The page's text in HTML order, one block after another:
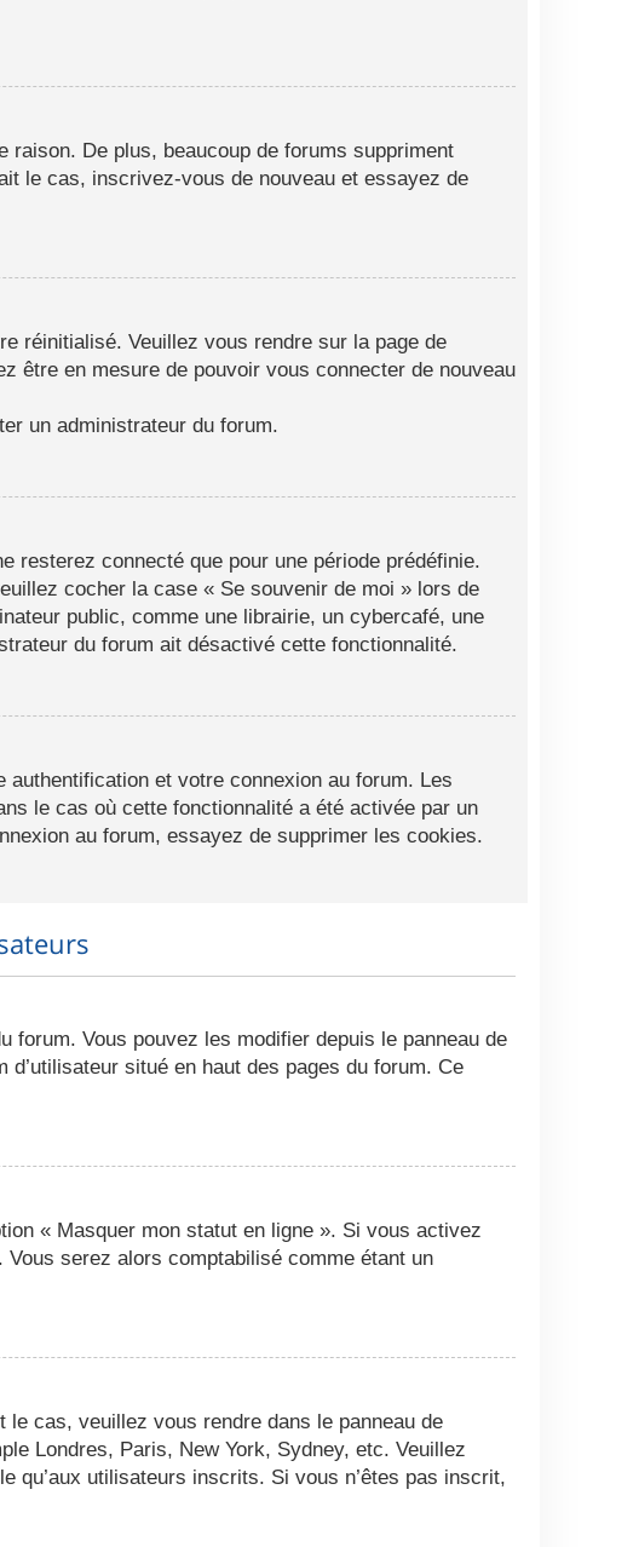
raison. De plus, beaucoup de forums suppriment
le cas, inscrivez-vous de nouveau et essayez de
réinitialisé. Veuillez vous rendre sur la page de
être en mesure de pouvoir vous connecter de nouveau
un administrateur du forum.
resterez connecté que pour une période prédéfinie.
cocher la case « Se souvenir de moi » lors de
public, comme une librairie, un cybercafé, une
du forum ait désactivé cette fonctionnalité.
et votre connexion au forum. Les
le cas où cette fonctionnalité a été activée par un
au forum, essayez de supprimer les cookies.
Vous pouvez les modifier depuis le panneau de
situé en haut des pages du forum. Ce
« Masquer mon statut en ligne ». Si vous activez
serez alors comptabilisé comme étant un
le cas, veuillez vous rendre dans le panneau de
Londres, Paris, New York, Sydney, etc. Veuillez
qu’aux utilisateurs inscrits. Si vous n’êtes pas inscrit,